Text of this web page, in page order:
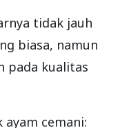
tidak jauh
biasa, namun
pada kualitas
cemani: